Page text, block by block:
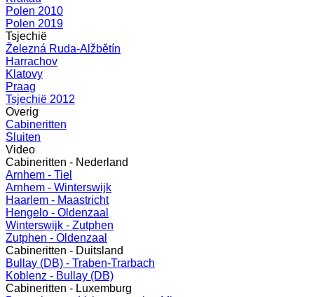
Polen 2010
Polen 2019
Tsjechië
Železná Ruda-Alžbětín
Harrachov
Klatovy
Praag
Tsjechië 2012
Overig
Cabineritten
Sluiten
Video
Cabineritten - Nederland
Arnhem - Tiel
Arnhem - Winterswijk
Haarlem - Maastricht
Hengelo - Oldenzaal
Winterswijk - Zutphen
Zutphen - Oldenzaal
Cabineritten - Duitsland
Bullay (DB) - Traben-Trarbach
Koblenz - Bullay (DB)
Cabineritten - Luxemburg